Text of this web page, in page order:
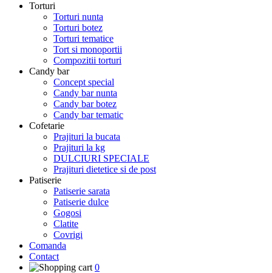
Torturi
Torturi nunta
Torturi botez
Torturi tematice
Tort si monoportii
Compozitii torturi
Candy bar
Concept special
Candy bar nunta
Candy bar botez
Candy bar tematic
Cofetarie
Prajituri la bucata
Prajituri la kg
DULCIURI SPECIALE
Prajituri dietetice si de post
Patiserie
Patiserie sarata
Patiserie dulce
Gogosi
Clatite
Covrigi
Comanda
Contact
0